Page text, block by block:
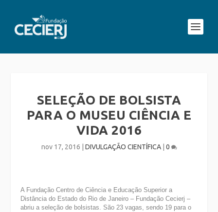
SELEÇÃO DE BOLSISTA
PARA O MUSEU CIÊNCIA E
VIDA 2016
nov 17, 2016 DIVULGAÇÃO CIENTÍFICA| 0
A Fundação Centro de Ciência e Educação Superior a
Distância do Estado do Rio de Janeiro – Fundação Cecierj –
abriu a seleção de bolsistas. São 23 vagas, sendo 19 para o